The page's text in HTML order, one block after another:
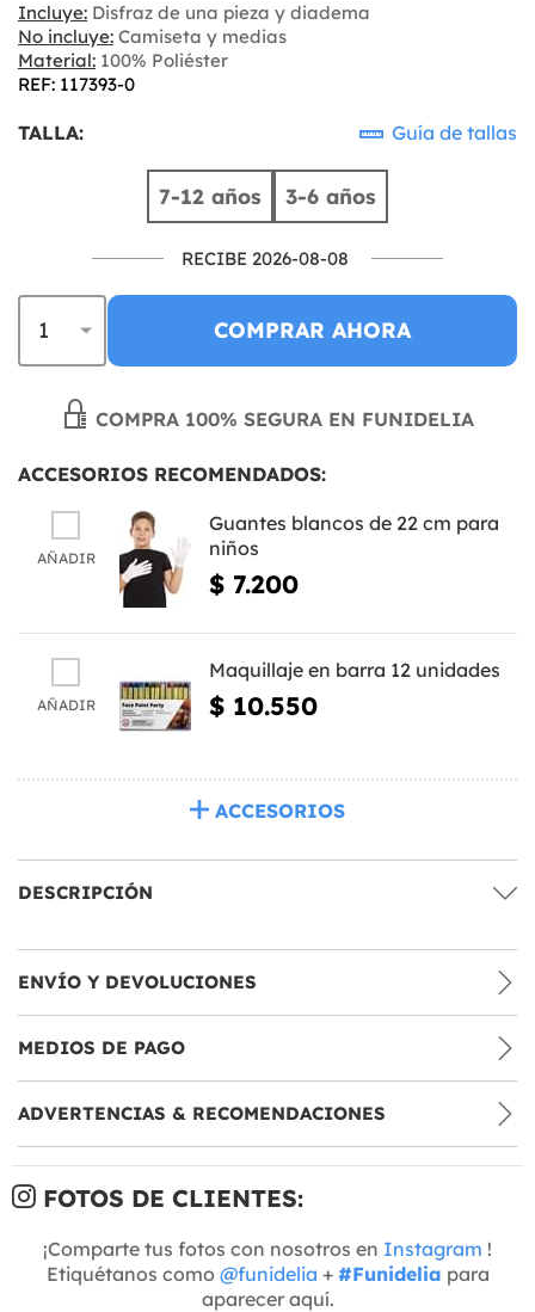
Incluye: Disfraz de una pieza y diadema
No incluye: Camiseta y medias
Material: 100% Poliéster
REF: 117393-0
TALLA: Guía de tallas
7-12 años 3-6 años
RECIBE 2026-08-08
COMPRAR AHORA
COMPRA 100% SEGURA EN FUNIDELIA
ACCESORIOS RECOMENDADOS:
AÑADIR
Guantes blancos de 22 cm para
niños
$ 7.200
AÑADIR
Maquillaje en barra 12 unidades
$ 10.550
ACCESORIOS
DESCRIPCIÓN
ENVÍO Y DEVOLUCIONES
MEDIOS DE PAGO
ADVERTENCIAS & RECOMENDACIONES
FOTOS DE CLIENTES:
¡Comparte tus fotos con nosotros en Instagram !
Etiquétanos como @funidelia + #Funidelia para
aparecer aquí.